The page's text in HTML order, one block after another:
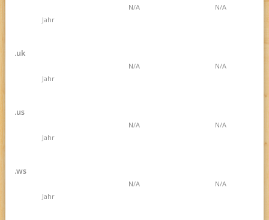
Jahr
N/A N/A
.uk
Jahr
N/A N/A
.us
Jahr
N/A N/A
.ws
Jahr
N/A N/A